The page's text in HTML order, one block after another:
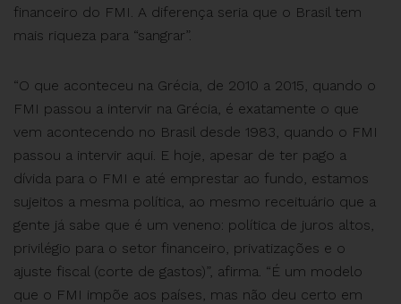
financeiro do FMI. A diferença seria que o Brasil tem
mais riqueza para “sangrar”.
“O que aconteceu na Grécia, de 2010 a 2015, quando o
FMI passou a intervir na Grécia, é exatamente o que
vem acontecendo no Brasil desde 1983, quando o FMI
passou a intervir aqui. E hoje, apesar de ter pago a
dívida para o FMI e até emprestar ao fundo, estamos
sujeitos a mesma política, ao mesmo receituário que a
gente já sabe que é um veneno: política de juros altos,
privilégio para o setor financeiro, privatizações e o
ajuste fiscal (corte de gastos)”, afirma. “É um modelo
que o FMI impõe aos países, mas não deu certo em